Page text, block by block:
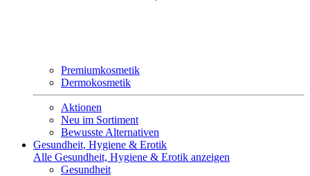
Premiumkosmetik
Dermokosmetik
Aktionen
Neu im Sortiment
Bewusste Alternativen
Gesundheit, Hygiene & Erotik
Alle Gesundheit, Hygiene & Erotik anzeigen
Gesundheit